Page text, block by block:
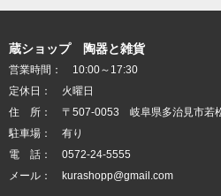
蔵ショップ 陶器と雑貨
営業時間： 10:00～17:30
定休日： 火曜日
住 所： 〒507-0053 岐阜県多治見市若
駐車場： 有り
電 話： 0572-24-5555
メール： kurashopp@gmail.com